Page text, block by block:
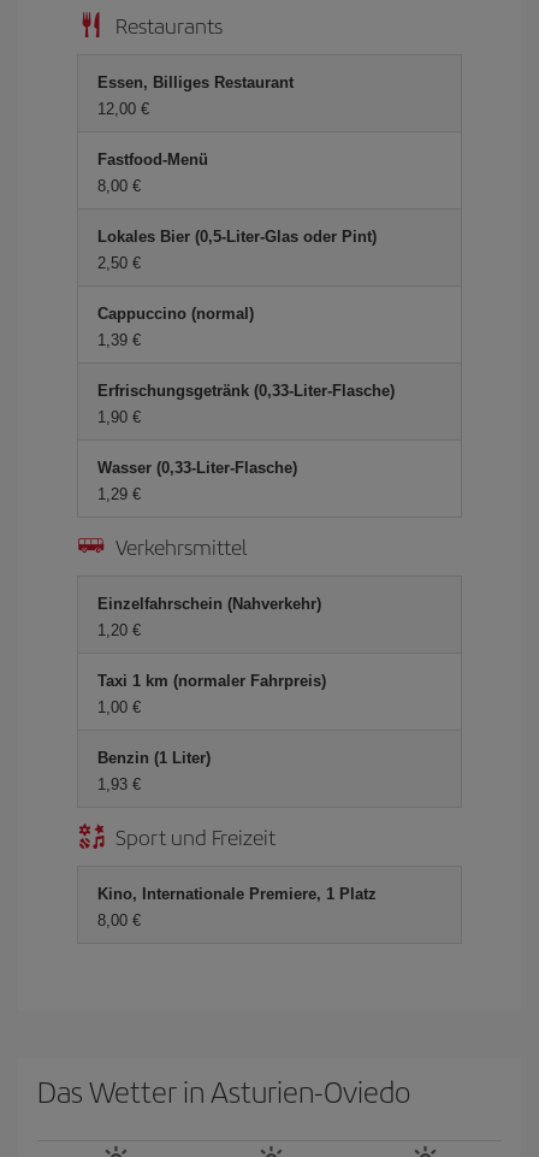
Restaurants
Essen, Billiges Restaurant
12,00 €
Fastfood-Menü
8,00 €
Lokales Bier (0,5-Liter-Glas oder Pint)
2,50 €
Cappuccino (normal)
1,39 €
Erfrischungsgetränk (0,33-Liter-Flasche)
1,90 €
Wasser (0,33-Liter-Flasche)
1,29 €
Verkehrsmittel
Einzelfahrschein (Nahverkehr)
1,20 €
Taxi 1 km (normaler Fahrpreis)
1,00 €
Benzin (1 Liter)
1,93 €
Sport und Freizeit
Kino, Internationale Premiere, 1 Platz
8,00 €
Das Wetter in Asturien-Oviedo